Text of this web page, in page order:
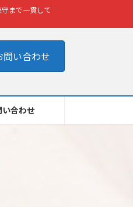
まで一貫して
問い合わせ
い合わせ